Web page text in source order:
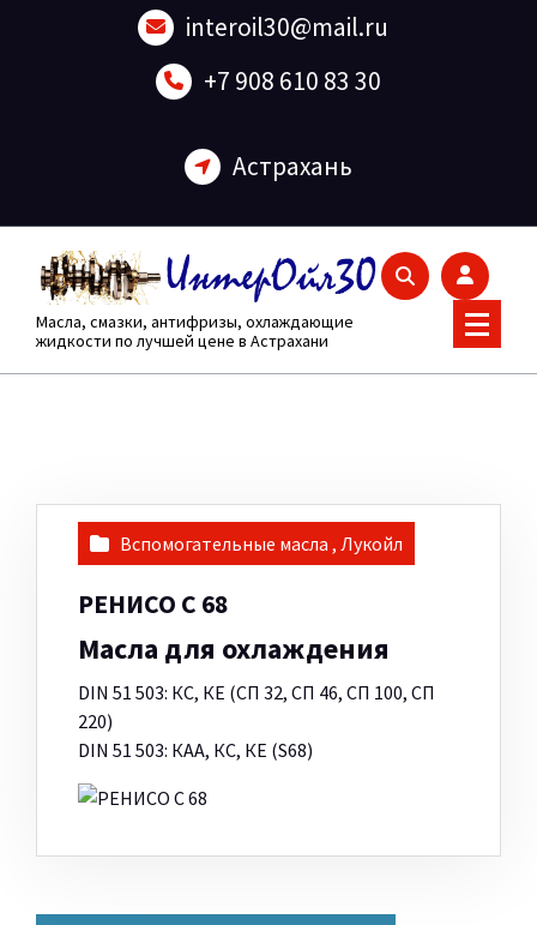
interoil30@mail.ru
+7 908 610 83 30
Астрахань
Масла, смазки, антифризы, охлаждающие
жидкости по лучшей цене в Астрахани
Вспомогательные масла , Лукойл
РЕНИСО С 68
Масла для охлаждения
DIN 51 503: КС, КЕ (СП 32, СП 46, СП 100, СП
220)
DIN 51 503: КАА, КС, КЕ (S68)